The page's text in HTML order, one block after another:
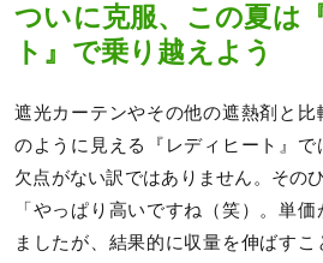
ついに克服、この夏は
ト』で乗り越えよう
遮光カーテンやその他の遮熱剤と
のように見える『レディヒート』
欠点がない訳ではありません。その
「やっぱり高いですね（笑）。単
ましたが、結果的に収量を伸ばす